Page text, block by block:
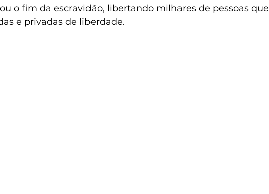
o fim da escravidão, libertando milhares de pessoas que
e privadas de liberdade.